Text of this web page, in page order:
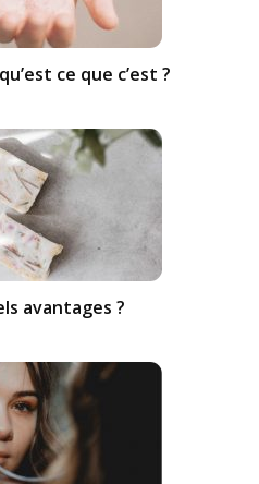
ce que c’est ?
avantages ?